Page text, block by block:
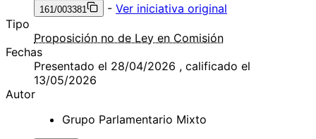
161/003381 - Ver iniciativa original
Tipo
Proposición no de Ley en Comisión
Fechas
Presentado el 28/04/2026 , calificado el
13/05/2026
Autor
Grupo Parlamentario Mixto